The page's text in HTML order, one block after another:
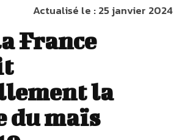
Actualisé le :25 janvier 2024
France
la
du maïs